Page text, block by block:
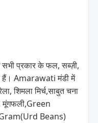
प्रकार के फल, सब्ज़ी,
हैं। Amarawati मंडी में
शिमला मिर्च,साबुत चना
मूंगफली,Green
Beans)